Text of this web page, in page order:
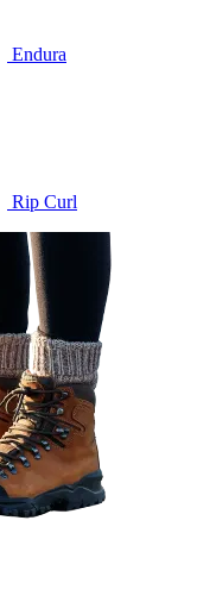
Endura
Rip Curl